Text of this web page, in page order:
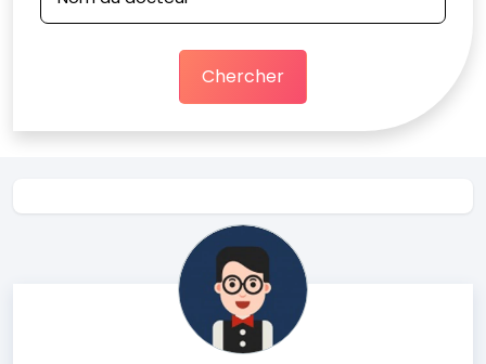
Chercher